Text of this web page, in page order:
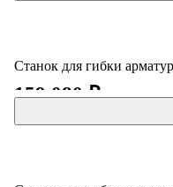
Станок для гибки
159 080 ₽